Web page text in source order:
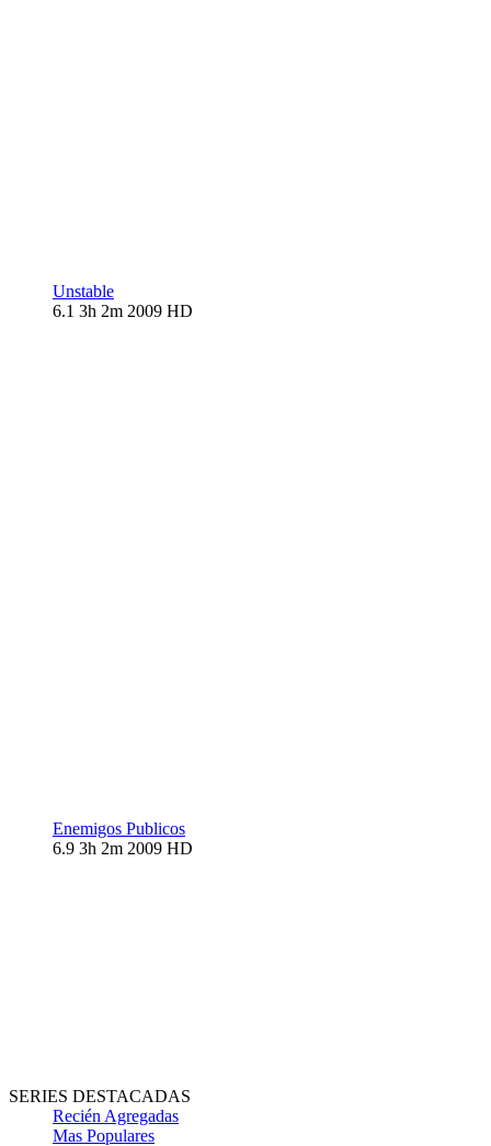
Unstable
6.1 3h 2m 2009 HD
Enemigos Publicos
6.9 3h 2m 2009 HD
SERIES DESTACADAS
Recién Agregadas
Mas Populares